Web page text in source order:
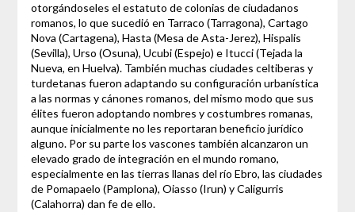
otorgándoseles el estatuto de colonias de ciudadanos
romanos, lo que sucedió en Tarraco (Tarragona), Cartago
Nova (Cartagena), Hasta (Mesa de Asta-Jerez), Hispalis
(Sevilla), Urso (Osuna), Ucubi (Espejo) e Itucci (Tejada la
Nueva, en Huelva). También muchas ciudades celtiberas y
turdetanas fueron adaptando su configuración urbanística
a las normas y cánones romanos, del mismo modo que sus
élites fueron adoptando nombres y costumbres romanas,
aunque inicialmente no les reportaran beneficio jurídico
alguno. Por su parte los vascones también alcanzaron un
elevado grado de integración en el mundo romano,
especialmente en las tierras llanas del río Ebro, las ciudades
de Pomapaelo (Pamplona), Oiasso (Irun) y Caligurris
(Calahorra) dan fe de ello.